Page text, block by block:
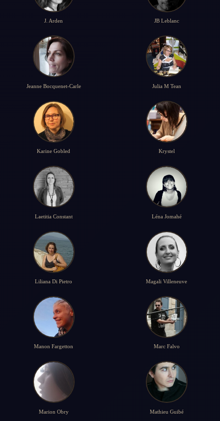
J. Arden JB Leblanc
Jeanne Bocquenet-Carle Julia M Tean
Karine Gobled Krystel
Laetitia Constant Léna Jomahé
Liliana Di Pietro Magali Villeneuve
Manon Fargetton Marc Falvo
Marion Obry Mathieu Guibé